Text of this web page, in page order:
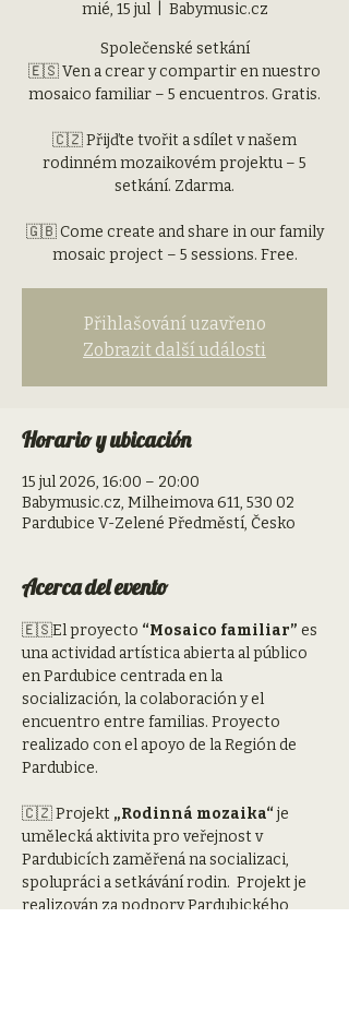
mié, 15 jul
  |
Babymusic.cz
Společenské setkání
🇪🇸 Ven a crear y compartir en nuestro
mosaico familiar – 5 encuentros. Gratis.
🇨🇿 Přijďte tvořit a sdílet v našem
rodinném mozaikovém projektu – 5
setkání. Zdarma.
🇬🇧 Come create and share in our family
mosaic project – 5 sessions. Free.
Přihlašování uzavřeno
Zobrazit další události
Horario y ubicación
15 jul 2026, 16:00 – 20:00
Babymusic.cz, Milheimova 611, 530 02
Pardubice V-Zelené Předměstí, Česko
Acerca del evento
🇪🇸El proyecto “Mosaico familiar” es
una actividad artística abierta al público
en Pardubice centrada en la
socialización, la colaboración y el
encuentro entre familias. Proyecto
realizado con el apoyo de la Región de
Pardubice.
🇨🇿 Projekt „Rodinná mozaika“ je
umělecká aktivita pro veřejnost v
Pardubicích zaměřená na socializaci,
spolupráci a setkávání rodin.  Projekt je
realizován za podpory Pardubického